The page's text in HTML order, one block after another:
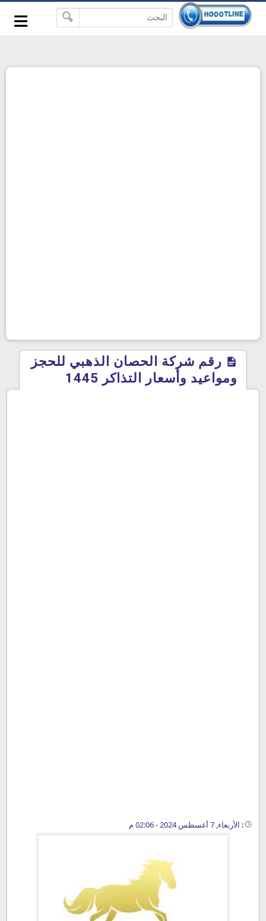
≡
رقم شركة الحصان الذهبي للحجز
ومواعيد وأسعار التذاكر 1445
: الأربعاء, 7 أغسطس 2024 - 02:06 م